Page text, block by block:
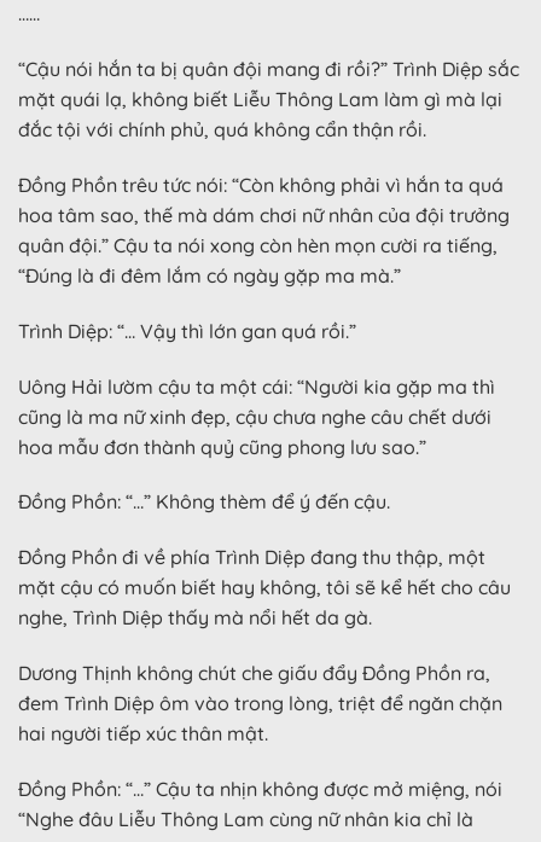
……
“Cậu nói hắn ta bị quân đội mang đi rồi?” Trình Diệp sắc
mặt quái lạ, không biết Liễu Thông Lam làm gì mà lại
đắc tội với chính phủ, quá không cẩn thận rồi.
Đồng Phồn trêu tức nói: “Còn không phải vì hắn ta quá
hoa tâm sao, thế mà dám chơi nữ nhân của đội trưởng
quân đội.” Cậu ta nói xong còn hèn mọn cười ra tiếng,
“Đúng là đi đêm lắm có ngày gặp ma mà.”
Trình Diệp: “… Vậy thì lớn gan quá rồi.”
Uông Hải lườm cậu ta một cái: “Người kia gặp ma thì
cũng là ma nữ xinh đẹp, cậu chưa nghe câu chết dưới
hoa mẫu đơn thành quỷ cũng phong lưu sao.”
Đồng Phồn: “…” Không thèm để ý đến cậu.
Đồng Phồn đi về phía Trình Diệp đang thu thập, một
mặt cậu có muốn biết hay không, tôi sẽ kể hết cho câu
nghe, Trình Diệp thấy mà nổi hết da gà.
Dương Thịnh không chút che giấu đẩy Đồng Phồn ra,
đem Trình Diệp ôm vào trong lòng, triệt để ngăn chặn
hai người tiếp xúc thân mật.
Đồng Phồn: “…” Cậu ta nhịn không được mở miệng, nói
“Nghe đâu Liễu Thông Lam cùng nữ nhân kia chỉ là